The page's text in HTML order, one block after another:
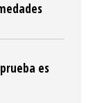
prueba es